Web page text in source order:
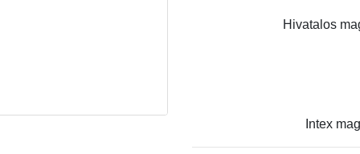
Hivatalos
Intex